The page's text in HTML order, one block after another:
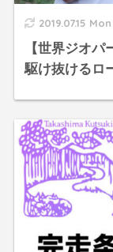
2019.07.15 Mon
【世界ジオ
駆け抜けるロ